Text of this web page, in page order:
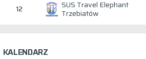
12 SUS Travel Elephant
Trzebiatów
KALENDARZ